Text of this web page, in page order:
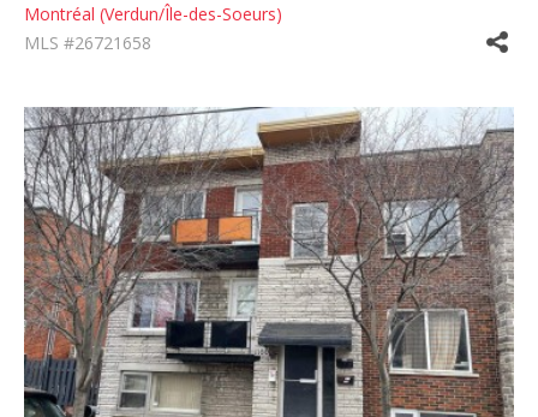
Montréal (Verdun/Île-des-Soeurs)
MLS #26721658